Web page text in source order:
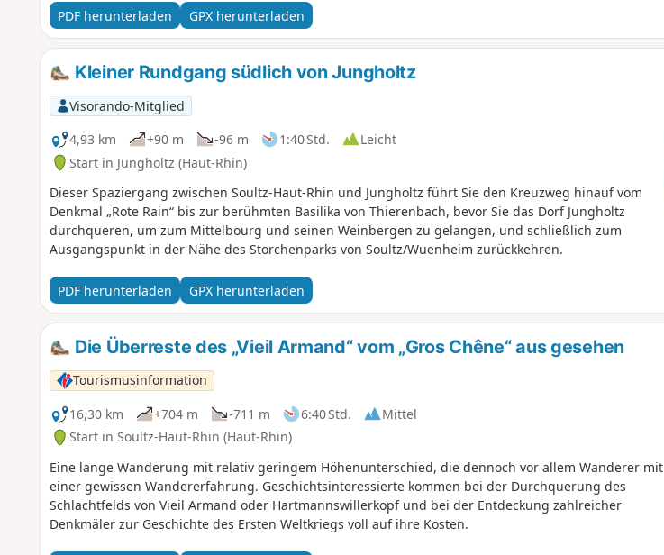
PDF herunterladen GPX herunterladen
Kleiner Rundgang südlich von Jungholtz
Visorando-Mitglied
4,93 km
+90 m -96 m 1:40 Std.
Leicht
Start in Jungholtz (Haut-Rhin)
Dieser Spaziergang zwischen Soultz-Haut-Rhin und Jungholtz führt Sie den Kreuzweg hinauf vom
Denkmal „Rote Rain“ bis zur berühmten Basilika von Thierenbach, bevor Sie das Dorf Jungholtz
durchqueren, um zum Mittelbourg und seinen Weinbergen zu gelangen, und schließlich zum
Ausgangspunkt in der Nähe des Storchenparks von Soultz/Wuenheim zurückkehren.
PDF herunterladen GPX herunterladen
Die Überreste des „Vieil Armand“ vom „Gros Chêne“ aus gesehen
Tourismusinformation
16,30 km
+704 m -711 m 6:40 Std.
Mittel
Start in Soultz-Haut-Rhin (Haut-Rhin)
Eine lange Wanderung mit relativ geringem Höhenunterschied, die dennoch vor allem Wanderer mit
einer gewissen Wandererfahrung. Geschichtsinteressierte kommen bei der Durchquerung des
Schlachtfelds von Vieil Armand oder Hartmannswillerkopf und bei der Entdeckung zahlreicher
Denkmäler zur Geschichte des Ersten Weltkriegs voll auf ihre Kosten.